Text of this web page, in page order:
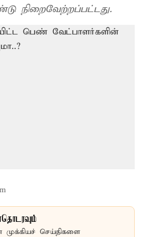
நிறைவேற்றப்பட்டது.
முக்கியச் செய்திகளை